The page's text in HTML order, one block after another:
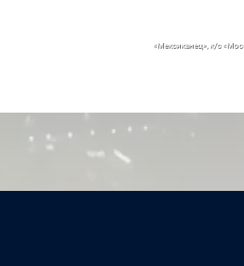
«Мексиканец», к/с